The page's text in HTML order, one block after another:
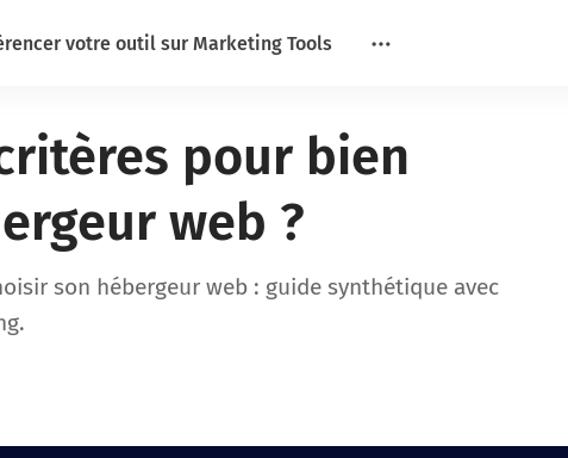
votre outil sur Marketing Tools
pour bien
web ?
son hébergeur web : guide synthétique avec